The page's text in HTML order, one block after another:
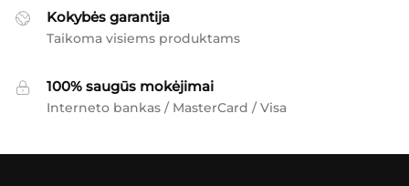
Kokybės garantija
Taikoma visiems produktams
100% saugūs mokėjimai
Interneto bankas / MasterCard / Visa